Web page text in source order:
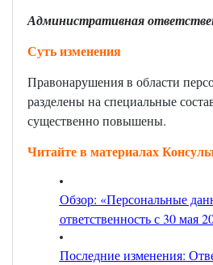
Административная
Суть изменения
Правонарушения в области
разделены на специальные
существенно повышены.
Читайте в материалах
Обзор: «Персональные
ответственность с 30 мая
Последние изменения: